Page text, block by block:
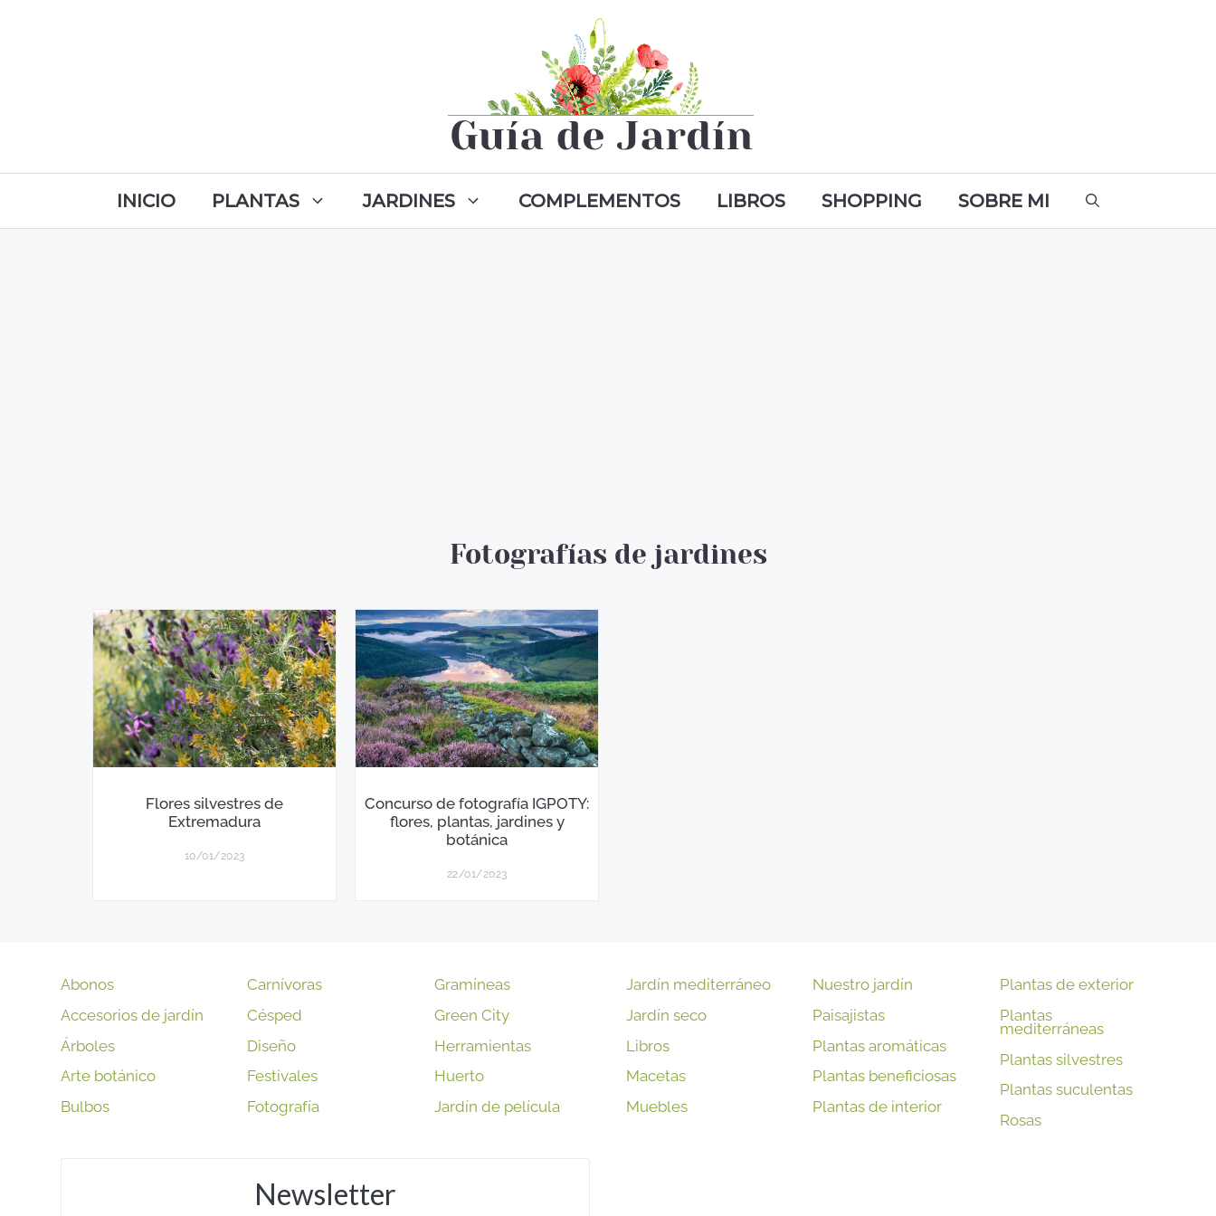
INICIO PLANTAS JARDINES COMPLEMENTOS LIBROS SHOPPING SOBRE MI
Fotografías de jardines
Flores silvestres de
Extremadura
10/01/2023
Concurso de fotografía IGPOTY:
flores, plantas, jardines y
botánica
22/01/2023
Abonos
Accesorios de jardín
Árboles
Arte botánico
Bulbos
Carnívoras
Césped
Diseño
Festivales
Fotografía
Gramíneas
Green City
Herramientas
Huerto
Jardín de película
Newsletter
Jardín mediterráneo
Jardín seco
Libros
Macetas
Muebles
Nuestro jardín
Paisajistas
Plantas aromáticas
Plantas beneficiosas
Plantas de interior
Plantas de exterior
Plantas
mediterráneas
Plantas silvestres
Plantas suculentas
Rosas